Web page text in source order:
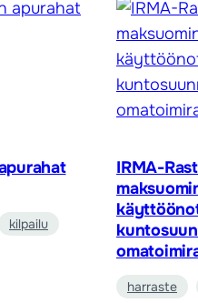
kilpailu
IRMA-
harraste